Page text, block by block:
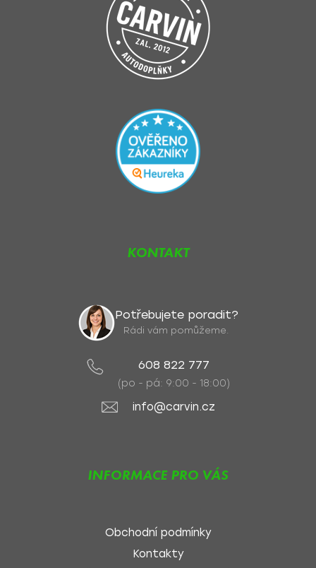
KONTAKT
Potřebujete poradit?
Rádi vám pomůžeme.
608 822 777
(po - pá: 9:00 - 18:00)
info@carvin.cz
INFORMACE PRO VÁS
Obchodní podmínky
Kontakty